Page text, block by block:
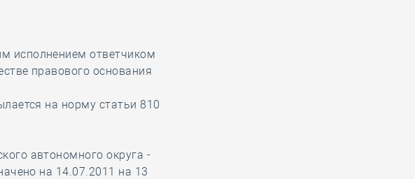
исполнением ответчиком
правового основания
на норму статьи 810
автономного округа -
на 14.07.2011 на 13